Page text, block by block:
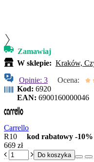
Zamawiaj
W sklepie: Kraków,
Opinie: 3
Ocena:
Kod: 6920
EAN: 6900160000046
Carrello
R10
kod rabatowy -
669 zł
Do koszyka